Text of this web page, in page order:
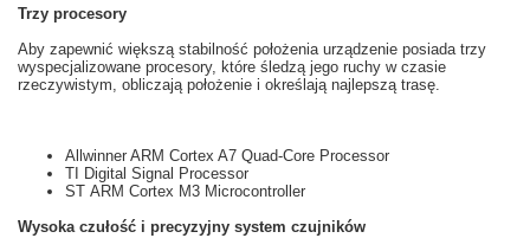
Trzy procesory
Aby zapewnić większą stabilność położenia urządzenie posiada trzy
wyspecjalizowane prоcesory, które śledzą jego ruchy w czasie
rzeczywistym , obliczają położenie i określają najlepszą trasę.
Allwinner ARM Cortex A7 Quad-Core Processor
TI Digital Signal Processor
ST ARM Cortex M3 Microcontroller
Wysoka czułość i precyzyjny system czujników